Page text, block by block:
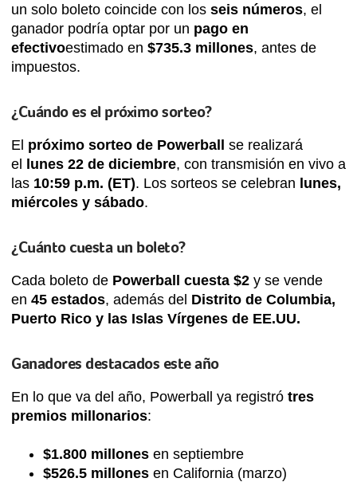
un solo boleto coincide con los seis números, el
ganador podría optar por un pago en
efectivoestimado en $735.3 millones, antes de
impuestos.
¿Cuándo es el próximo sorteo?
El próximo sorteo de Powerball se realizará
el lunes 22 de diciembre, con transmisión en vivo a
las 10:59 p.m. (ET). Los sorteos se celebran lunes,
miércoles y sábado.
¿Cuánto cuesta un boleto?
Cada boleto de Powerball cuesta $2 y se vende
en 45 estados, además del Distrito de Columbia,
Puerto Rico y las Islas Vírgenes de EE.UU.
Ganadores destacados este año
En lo que va del año, Powerball ya registró tres
premios millonarios:
$1.800 millones en septiembre
$526.5 millones en California (marzo)